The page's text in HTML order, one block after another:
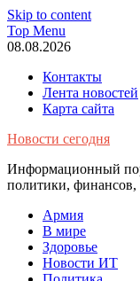
Skip to content
Top Menu
08.08.2026
Контакты
Лента новостей
Карта сайта
Новости сегодня
Информационный
политики, финансов,
Армия
В мире
Здоровье
Новости ИТ